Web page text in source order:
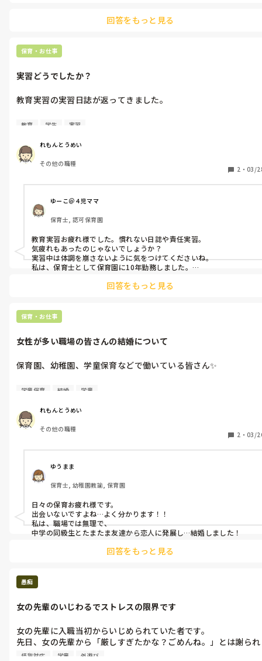
回答をもっと見る
保育・お仕事
実習どうでしたか？
教育実習の実習日誌が返ってきました。
社会人学生として、初めて実習に行きましたが、日誌や責任実習
が、単位を取得でき、B評価でした。
こども園へ実習に行きましたが、皆さん、初めての実習は、どう
単位取ることが出来ましたが、こんな感じで先生になってて、大
丈夫なのだろうかと不安です💦
教育 学生 実習
れもんとうめい
その他の職種
2 ・ 03/
ゆーこ＠４児ママ
保育士, 認可保育園
教育実習お疲れ様でした。慣れない日誌や責任実習。
気疲れもあったのじゃないでしょうか？
実習中は体調を崩さないように気をつけてくださいね。
私は、保育士として保育園に10年勤務しました。
やる気もない時がありました（笑）
初めての事ってみんな不安です。失敗して、人は成長するんだと思っ
てます。それはきっと保育士も一緒かなと(^o^)気負いせず、保育と
回答をもっと見る
保育・お仕事
女性が多い職場の皆さんの結婚について
保育園、幼稚園、学童保育などで働いている皆さん✨
どこで出会い結婚しましたか？💦
会いがなくて💦
学童保育 結婚 学童
れもんとうめい
その他の職種
2 ・ 03/
ゆうまま
保育士, 幼稚園教諭, 保育園
日々の保育お疲れ様です。
出会いないですよね…よく分かります！！
私は、職場では無理で、
中学の同級生とたまたま友達から恋人に発展し…結婚しました！
回答をもっと見る
愚痴
女の先輩のいじわるでストレスの限界です
女の先輩に入職当初からいじめられていた者です。
先日、女の先輩から「厳しすぎたかな？ごめんね。」とは謝られ
たもののモヤモヤが残る一方です💦
怪我対応 学童 外遊び